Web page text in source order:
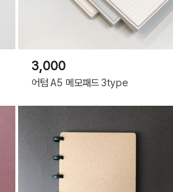
3,000
어텀 A5 메모패드 3type